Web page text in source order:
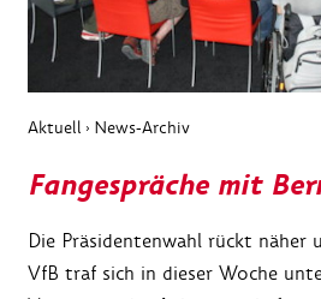
Aktuell › News-Archiv
Fangespräche mit
Die Präsidentenwahl rückt näher
VfB traf sich in dieser Woche